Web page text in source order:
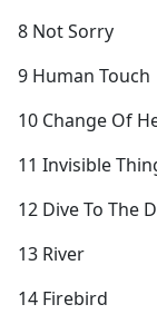
8 Not Sorry
9 Human Touch
10 Change Of
11 Invisible
12 Dive To The
13 River
14 Firebird